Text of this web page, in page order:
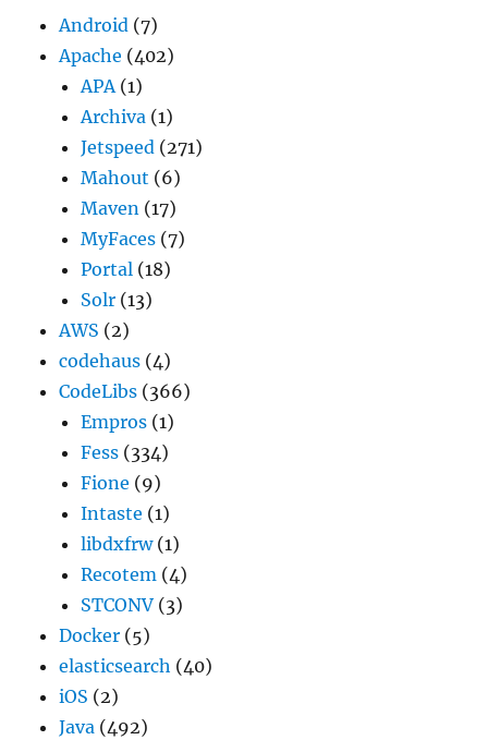
Android (7)
Apache (402)
APA(1)
Archiva (1)
Jetspeed (271)
Mahout (6)
Maven (17)
MyFaces (7)
Portal (18)
Solr (13)
AWS (2)
codehaus (4)
CodeLibs (366)
Empros (1)
Fess (334)
Fione (9)
Intaste (1)
libdxfrw(1)
Recotem (4)
STCONV (3)
Docker (5)
elasticsearch (40)
iOS (2)
Java (492)